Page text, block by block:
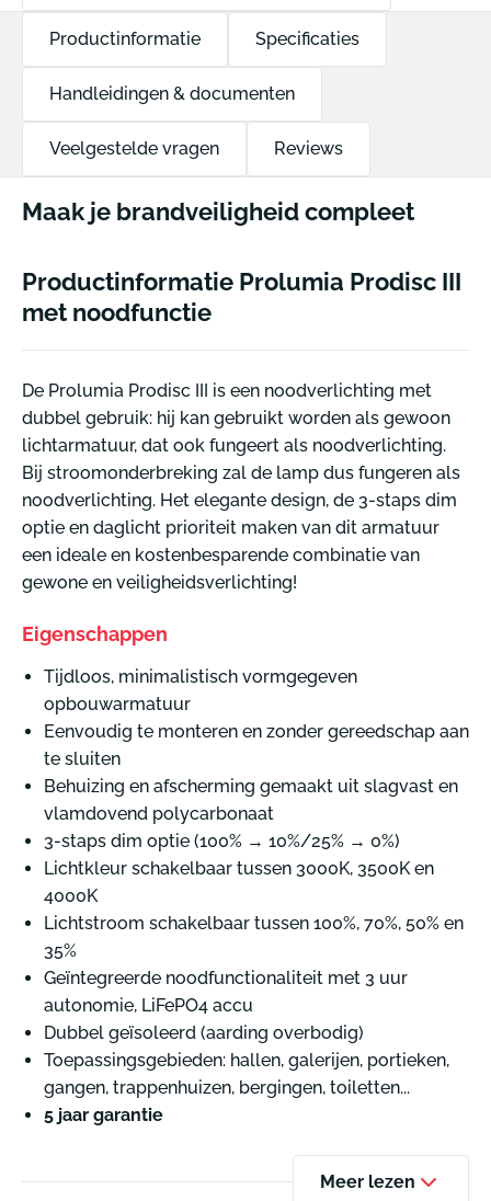
Productinformatie Specificaties
Handleidingen & documenten
Veelgestelde vragen Reviews
Maak je brandveiligheid compleet
Productinformatie Prolumia Prodisc III
met noodfunctie
De Prolumia Prodisc III is een noodverlichting met
dubbel gebruik: hij kan gebruikt worden als gewoon
lichtarmatuur, dat ook fungeert als noodverlichting.
Bij stroomonderbreking zal de lamp dus fungeren als
noodverlichting. Het elegante design, de 3-staps dim
optie en daglicht prioriteit maken van dit armatuur
een ideale en kostenbesparende combinatie van
gewone en veiligheidsverlichting!
Eigenschappen
Tijdloos, minimalistisch vormgegeven
opbouwarmatuur
Eenvoudig te monteren en zonder gereedschap aan
te sluiten
Behuizing en afscherming gemaakt uit slagvast en
vlamdovend polycarbonaat
3-staps dim optie (100% → 10%/25% → 0%)
Lichtkleur schakelbaar tussen 3000K, 3500K en
4000K
Lichtstroom schakelbaar tussen 100%, 70%, 50% en
35%
Geïntegreerde noodfunctionaliteit met 3 uur
autonomie, LiFePO4 accu
Dubbel geïsoleerd (aarding overbodig)
Toepassingsgebieden: hallen, galerijen, portieken,
gangen, trappenhuizen, bergingen, toiletten...
5 jaar garantie
Meer lezen